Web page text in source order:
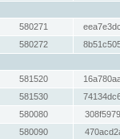
580271
580272
581520
581530
580080
580090